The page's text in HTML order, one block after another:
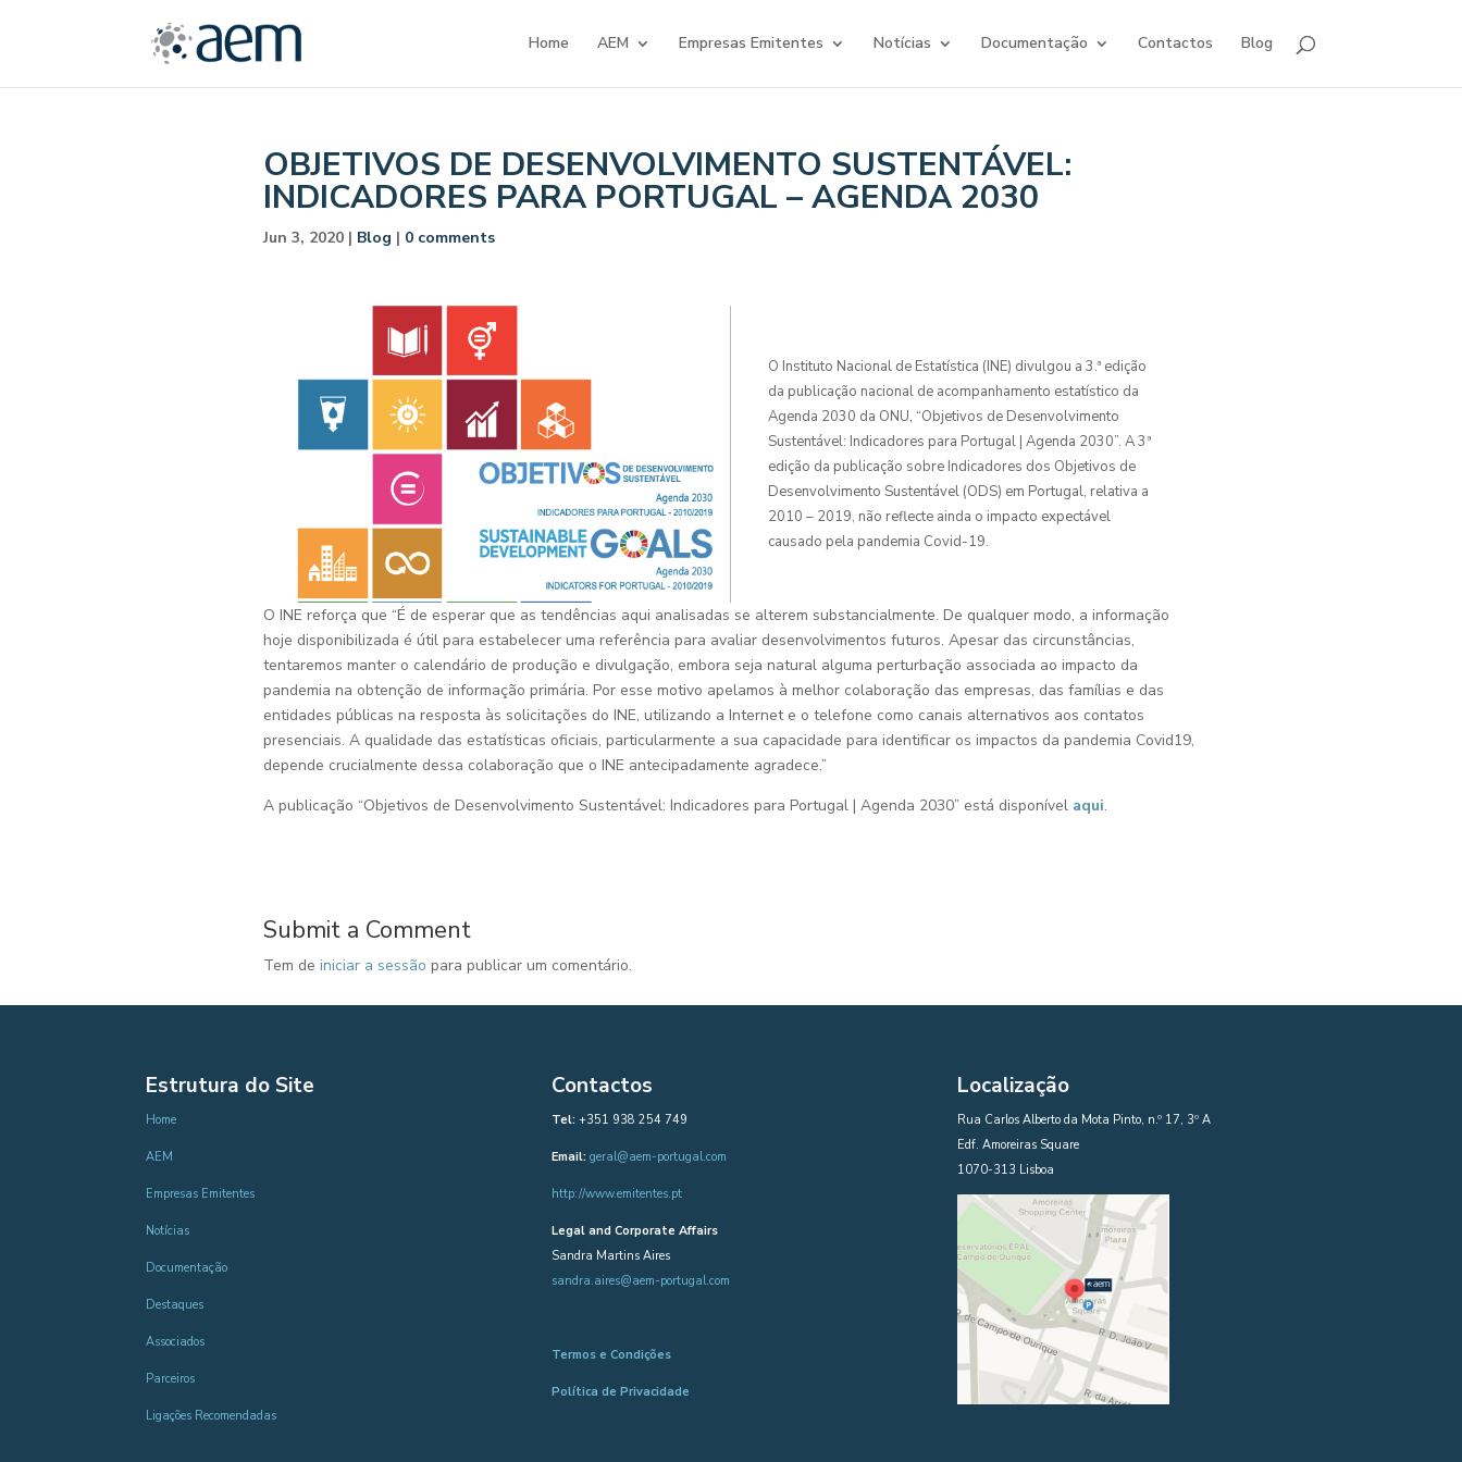
Home AEM Empresas Emitentes Notícias Documentação Contactos Blog
OBJETIVOS DE DESENVOLVIMENTO SUSTENTÁVEL:
INDICADORES PARA PORTUGAL – AGENDA 2030
Jun 3, 2020| Blog | 0 comments
O Instituto Nacional de Estatística (INE) divulgou a 3.ª edição
da publicação nacional de acompanhamento estatístico da
Agenda 2030 da ONU, “Objetivos de Desenvolvimento
Sustentável: Indicadores para Portugal | Agenda 2030”. A 3ª
edição da publicação sobre Indicadores dos Objetivos de
Desenvolvimento Sustentável (ODS) em Portugal, relativa a
2010 – 2019, não reflecte ainda o impacto expectável
causado pela pandemia Covid-19.
O INE reforça que “É de esperar que as tendências aqui analisadas se alterem substancialmente. De qualquer modo, a informação
hoje disponibilizada é útil para estabelecer uma referência para avaliar desenvolvimentos futuros. Apesar das circunstâncias,
tentaremos manter o calendário de produção e divulgação, embora seja natural alguma perturbação associada ao impacto da
pandemia na obtenção de informação primária. Por esse motivo apelamos à melhor colaboração das empresas, das famílias e das
entidades públicas na resposta às solicitações do INE, utilizando a Internet e o telefone como canais alternativos aos contatos
presenciais. A qualidade das estatísticas oficiais, particularmente a sua capacidade para identificar os impactos da pandemia Covid19,
depende crucialmente dessa colaboração que o INE antecipadamente agradece.”
A publicação “Objetivos de Desenvolvimento Sustentável: Indicadores para Portugal | Agenda 2030” está disponível aqui.
Submit a Comment
Tem de iniciar a sessão para publicar um comentário.
Estrutura do Site
Home
AEM
Empresas Emitentes
Notícias
Documentação
Destaques
Associados
Parceiros
Ligações Recomendadas
Contactos
Tel: +351 938 254 749
Email: geral@aem-portugal.com
http://www.emitentes.pt
Legal and Corporate Affairs
Sandra Martins Aires
sandra.aires@aem-portugal.com
Termos e Condições
Política de Privacidade
Localização
Rua Carlos Alberto da Mota Pinto, n.º 17, 3º A
Edf. Amoreiras Square
1070-313 Lisboa